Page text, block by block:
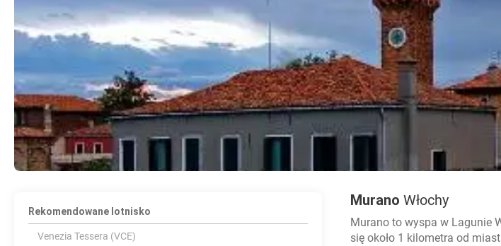
Murano Włochy
Murano to wyspa w Lagunie
się około 1 kilometra od
Rekomendowane lotnisko
Venezia Tessera (VCE)